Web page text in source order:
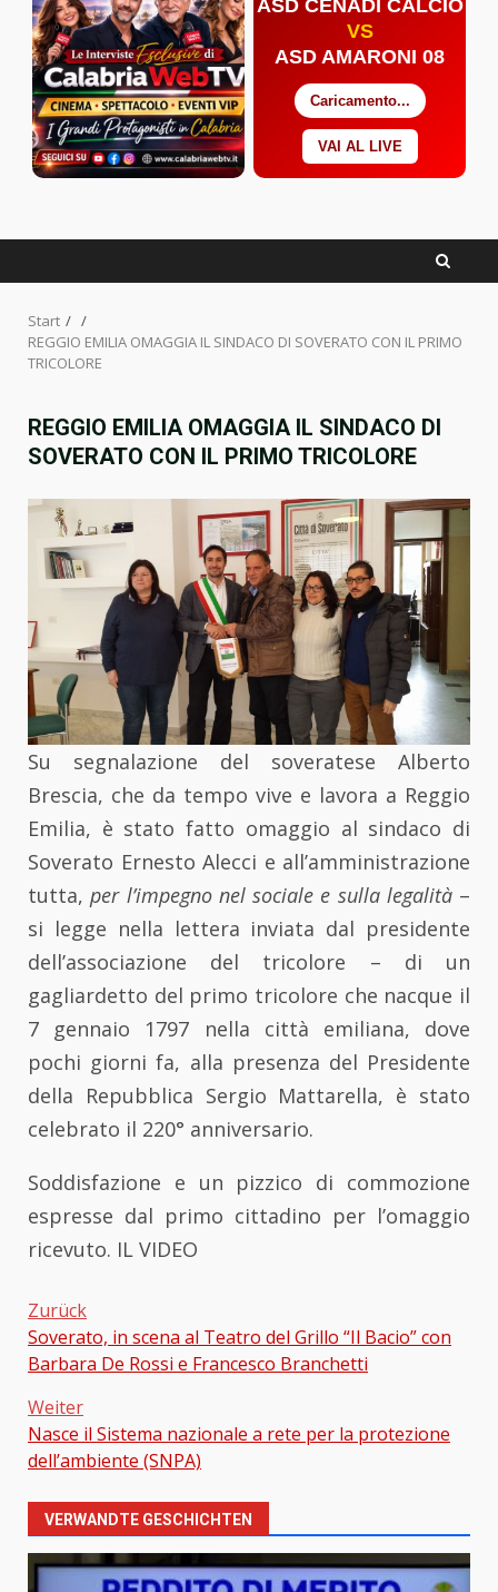
ASD CENADI CALCIO
VS
ASD AMARONI 08
Caricamento...
VAI AL LIVE
Start
REGGIO EMILIA OMAGGIA IL SINDACO DI SOVERATO CON IL PRIMO
TRICOLORE
REGGIO EMILIA OMAGGIA IL SINDACO DI
SOVERATO CON IL PRIMO TRICOLORE
Su segnalazione del soveratese Alberto
Brescia, che da tempo vive e lavora a Reggio
Emilia, è stato fatto omaggio al sindaco di
Soverato Ernesto Alecci e all’amministrazione
tutta,per l’impegno nel sociale e sulla legalità–
si legge nella lettera inviata dal presidente
dell’associazione del tricolore – di un
gagliardetto del primo tricolore che nacque il
7 gennaio 1797 nella città emiliana, dove
pochi giorni fa, alla presenza del Presidente
della Repubblica Sergio Mattarella, è stato
celebrato il 220° anniversario.
Soddisfazione e un pizzico di commozione
espresse dal primo cittadino per l’omaggio
ricevuto. IL VIDEO
Beitragsnavigation
Zurück
Soverato, in scena al Teatro del Grillo “Il Bacio” con
Barbara De Rossi e Francesco Branchetti
Weiter
Nasce il Sistema nazionale a rete per la protezione
dell’ambiente (SNPA)
VERWANDTE GESCHICHTEN